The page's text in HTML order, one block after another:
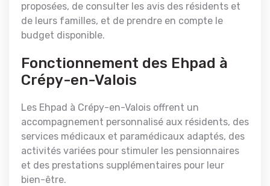
proposées, de consulter les avis des résidents et
de leurs familles, et de prendre en compte le
budget disponible.
Fonctionnement des Ehpad à
Crépy-en-Valois
Les Ehpad à Crépy-en-Valois offrent un
accompagnement personnalisé aux résidents, des
services médicaux et paramédicaux adaptés, des
activités variées pour stimuler les pensionnaires
et des prestations supplémentaires pour leur
bien-être.